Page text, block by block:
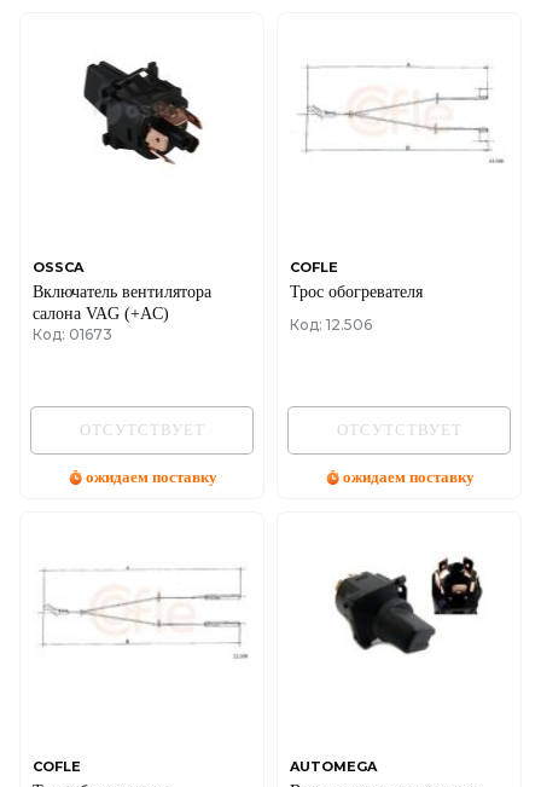
OSSCA
Включатель вентилятора
салона VAG (+AC)
Код: 01673
ОТСУТСТВУЕТ
ожидаем поставку
COFLE
Трос обогревателя
Код: 12.506
ОТСУТСТВУЕТ
ожидаем поставку
COFLE AUTOMEGA